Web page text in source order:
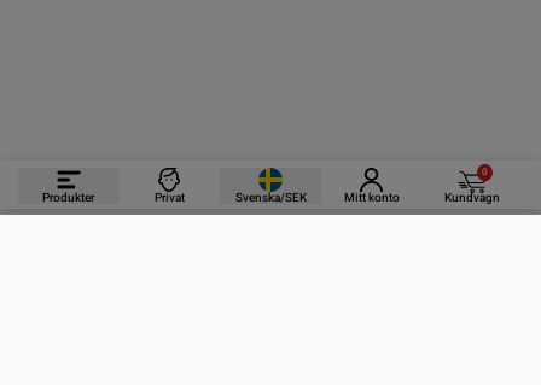
Produkter Privat Svenska/SEK Mitt konto
0
Kundvagn